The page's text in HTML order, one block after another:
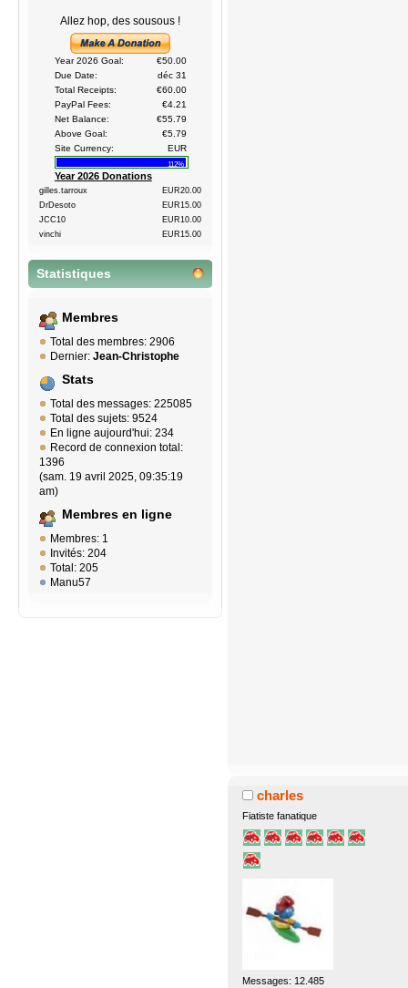
Allez hop, des sousous !
Year 2026 Goal:
€50.00
Due Date:
déc 31
Total Receipts:
€60.00
PayPal Fees:
€4.21
Net Balance:
€55.79
Above Goal:
€5.79
Site Currency:
EUR
112%
Year 2026 Donations
gilles.tarroux
EUR20.00
DrDesoto
EUR15.00
JCC10
EUR10.00
vinchi
EUR15.00
Statistiques
Membres
Total des membres: 2906
Dernier: Jean-Christophe
Stats
Total des messages: 225085
Total des sujets: 9524
En ligne aujourd'hui: 234
Record de connexion total:
1396
(sam. 19 avril 2025, 09:35:19
am)
Membres en ligne
Membres: 1
Invités: 204
Total: 205
Manu57
charles
Fiatiste fanatique
Messages: 12.485